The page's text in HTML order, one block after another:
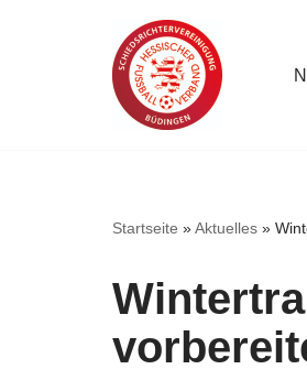
Startseite »Aktuelles »